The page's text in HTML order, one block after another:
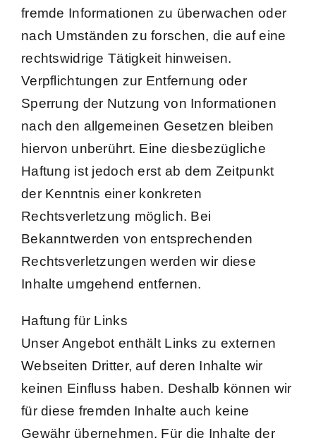
fremde Informationen zu überwachen oder
nach Umständen zu forschen, die auf eine
rechtswidrige Tätigkeit hinweisen.
Verpflichtungen zur Entfernung oder
Sperrung der Nutzung von Informationen
nach den allgemeinen Gesetzen bleiben
hiervon unberührt. Eine diesbezügliche
Haftung ist jedoch erst ab dem Zeitpunkt
der Kenntnis einer konkreten
Rechtsverletzung möglich. Bei
Bekanntwerden von entsprechenden
Rechtsverletzungen werden wir diese
Inhalte umgehend entfernen.
Haftung für Links
Unser Angebot enthält Links zu externen
Webseiten Dritter, auf deren Inhalte wir
keinen Einfluss haben. Deshalb können wir
für diese fremden Inhalte auch keine
Gewähr übernehmen. Für die Inhalte der